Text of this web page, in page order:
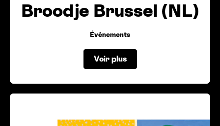
Broodje Brussel (NL)
Évènements
Voir plus